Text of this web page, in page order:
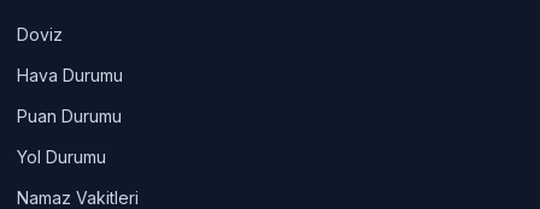
Doviz
Hava Durumu
Puan Durumu
Yol Durumu
Namaz Vakitleri